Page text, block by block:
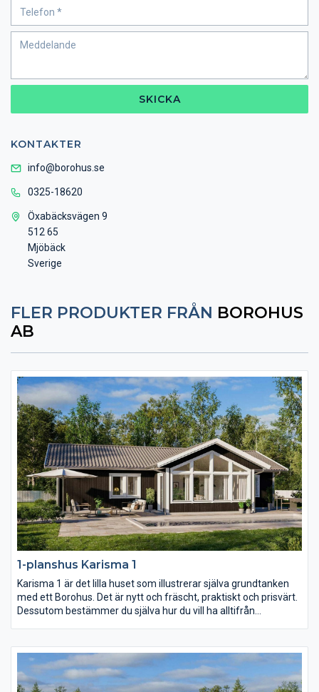
SKICKA
KONTAKTER
info@borohus.se
0325-18620
Öxabäcksvägen 9
512 65
Mjöbäck
Sverige
FLER PRODUKTER FRÅN BOROHUS
AB
1-planshus Karisma 1
Karisma 1 är det lilla huset som illustrerar själva grundtanken
med ett Borohus. Det är nytt och fräscht, praktiskt och prisvärt.
Dessutom bestämmer du själva hur du vill ha alltifrån
och för er som vill bo lustfyllt i villa med minimalt att sköta om.